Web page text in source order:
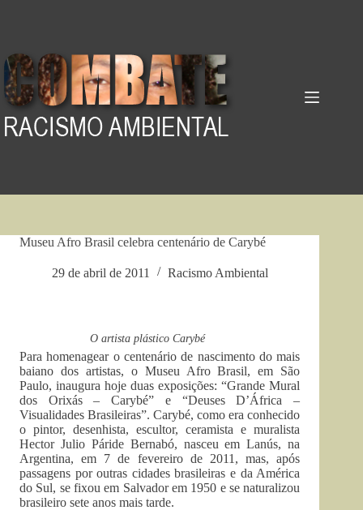
Museu Afro Brasil celebra centenário de Carybé
29 de abril de 2011 Racismo Ambiental
O artista plástico Carybé
Para homenagear o centenário de nascimento do mais
baiano dos artistas, o Museu Afro Brasil, em São
Paulo, inaugura hoje duas exposições: “Grande Mural
dos Orixás – Carybé” e “Deuses D’África –
Visualidades Brasileiras”. Carybé, como era conhecido
o pintor, desenhista, escultor, ceramista e muralista
Hector Julio Páride Bernabó, nasceu em Lanús, na
Argentina, em 7 de fevereiro de 2011, mas, após
passagens por outras cidades brasileiras e da América
do Sul, se fixou em Salvador em 1950 e se naturalizou
brasileiro sete anos mais tarde.